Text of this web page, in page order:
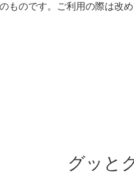
ものです。ご利用の際は改
グッと